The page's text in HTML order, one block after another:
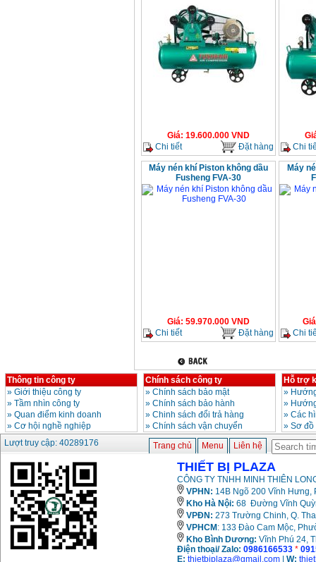
Giá: 19.600.000 VND
Chi tiết
Đặt hàng
Chi
Máy nén khí Piston không dầu
Fusheng FVA-30
Giá: 59.970.000 VND
Chi tiết
Đặt hàng
Máy
Giá
Chi
Thông tin công ty
» Giới thiệu công ty
» Tầm nhìn công ty
» Quan điểm kinh doanh
» Cơ hội nghề nghiệp
Chính sách công ty
» Chính sách bảo mật
» Chính sách bảo hành
» Chinh sách đổi trả hàng
» Chính sách vận chuyển
Hỗ trợ
»
»
» Các
» Sơ
Lượt truy cập: 40289176
Trang chủ Menu Liên hệ
THIẾT BỊ PLAZA
CÔNG TY TNHH MINH THIÊN
VPHN: 14B Ngõ 200 Vĩnh Hưng,
Kho Hà Nội: 68 Đường Vĩnh
VPĐN: 273 Trường Chinh, Q.
VPHCM : 133 Đào Cam Mộc,
Kho Bình Dương: Vĩnh Phú 24,
Điện thoại/ Zalo: 0986166533 *
E: thietbiplaza@gmail.com W: